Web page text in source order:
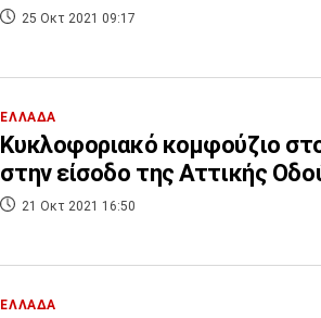
25 Οκτ 2021 09:17
ΕΛΛΑΔΑ
Κυκλοφοριακό κομφούζιο
στην είσοδο της Αττικής
21 Οκτ 2021 16:50
ΕΛΛΑΔΑ